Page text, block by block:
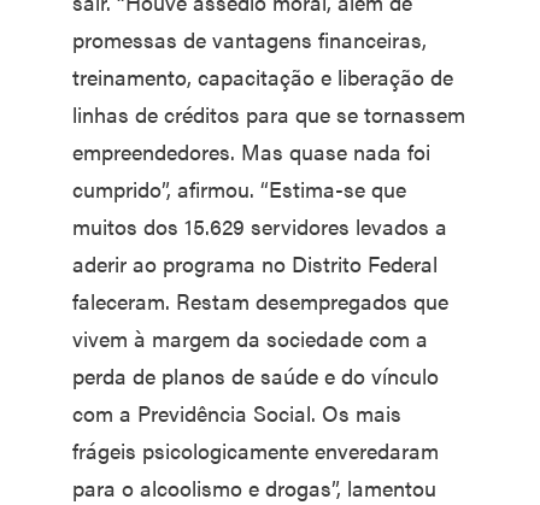
promessas de vantagens financeiras,
treinamento, capacitação e liberação de
linhas de créditos para que se tornassem
empreendedores. Mas quase nada foi
cumprido”, afirmou. “Estima-se que
muitos dos 15.629 servidores levados a
aderir ao programa no Distrito Federal
faleceram. Restam desempregados que
vivem à margem da sociedade com a
perda de planos de saúde e do vínculo
com a Previdência Social. Os mais
frágeis psicologicamente enveredaram
para o alcoolismo e drogas”, lamentou